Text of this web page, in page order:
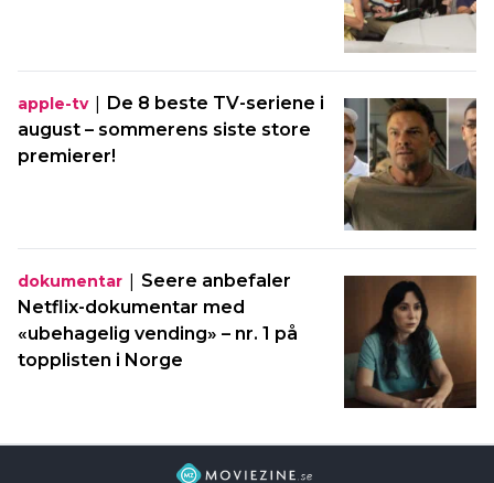
apple-tv| De 8 beste TV-seriene i
august – sommerens siste store
premierer!
dokumentar | Seere anbefaler
Netflix-dokumentar med
«ubehagelig vending» – nr. 1 på
topplisten i Norge